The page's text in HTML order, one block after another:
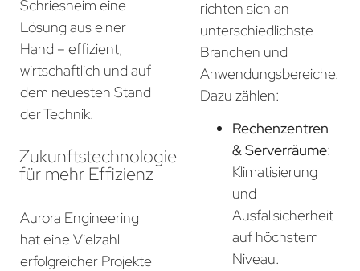
Schriesheim eine
Lösung aus einer
Hand – effizient,
wirtschaftlich und auf
dem neuesten Stand
der Technik.
Zukunftstechnologie
für mehr Effizienz
Aurora Engineering
hat eine Vielzahl
erfolgreicher Projekte
richten sich an
unterschiedlichste
Branchen und
Anwendungsbereiche.
Dazu zählen:
Rechenzentren
& Serverräume:
Klimatisierung
und
Ausfallsicherheit
auf höchstem
Niveau.